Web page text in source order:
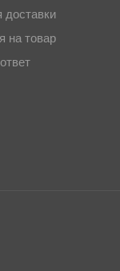
доставки
на товар